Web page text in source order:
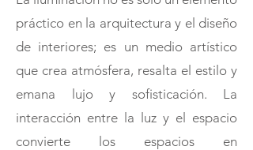
práctico en la arquitectura y el diseño
de interiores; es un medio artístico
que crea atmósfera, resalta el estilo y
emana lujo y sofisticación. La
interacción entre la luz y el espacio
convierte los espacios en